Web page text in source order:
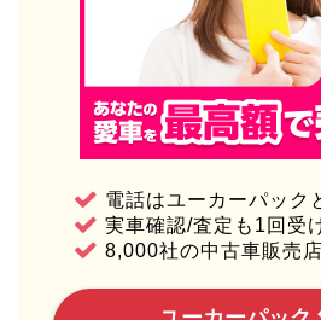
電話はユーカーパック
実車確認/査定も1回受
8,000社の中古車販売